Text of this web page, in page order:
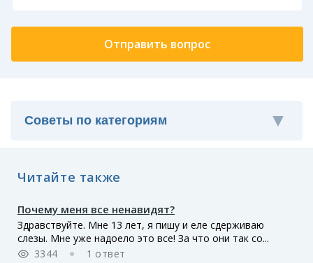
Читайте также
Почему меня все ненавидят?
Здравствуйте. Мне 13 лет, я пишу и еле сдерживаю
слезы. Мне уже надоело это все! За что они так со...
3344
1 ответ